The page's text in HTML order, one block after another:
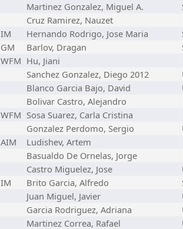
Martinez Gonzalez, Miguel A.
Cruz Ramirez, Nauzet
IM Hernando Rodrigo, Jose Maria
GM Barlov, Dragan
WFM Hu, Jiani
Sanchez Gonzalez, Diego 2012
Blanco Garcia Bajo, David
Bolivar Castro, Alejandro
WFM Sosa Suarez, Carla Cristina
Gonzalez Perdomo, Sergio
AIM
Ludishev, Artem
Basualdo De Ornelas, Jorge
Castro Miguelez, Jose
IM Brito Garcia, Alfredo
Juan Miguel, Javier
Garcia Rodriguez, Adriana
Martinez Correa, Rafael